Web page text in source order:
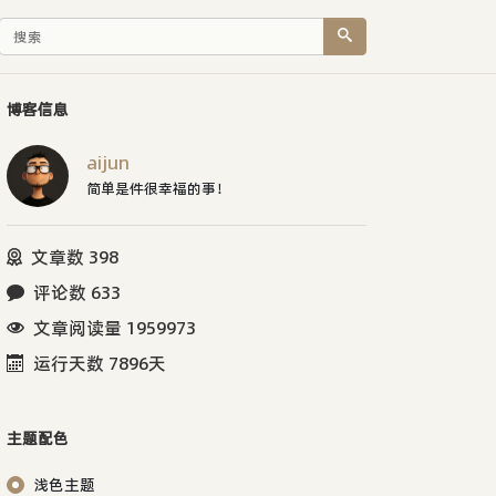
博客信息
aijun
简单是件很幸福的事！
文章数 398
评论数 633
文章阅读量 1959973
运行天数 7896天
主题配色
浅色主题